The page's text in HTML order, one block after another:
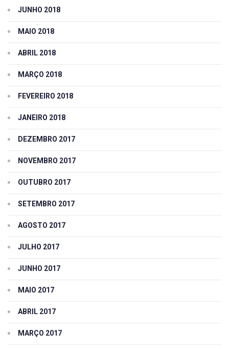
JUNHO 2018
MAIO 2018
ABRIL 2018
MARÇO 2018
FEVEREIRO 2018
JANEIRO 2018
DEZEMBRO 2017
NOVEMBRO 2017
OUTUBRO 2017
SETEMBRO 2017
AGOSTO 2017
JULHO 2017
JUNHO 2017
MAIO 2017
ABRIL 2017
MARÇO 2017